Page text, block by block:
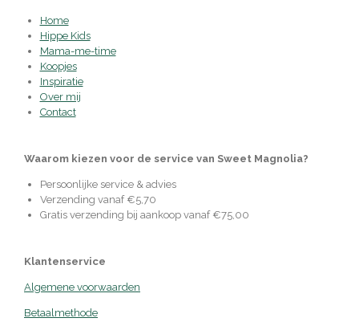
Home
Hippe Kids
Mama-me-time
Koopjes
Inspiratie
Over mij
Contact
Waarom kiezen voor de service van Sweet Magnolia?
Persoonlijke service & advies
Verzending vanaf €5,70
Gratis verzending bij aankoop vanaf €75,00
Klantenservice
Algemene voorwaarden
Betaalmethode